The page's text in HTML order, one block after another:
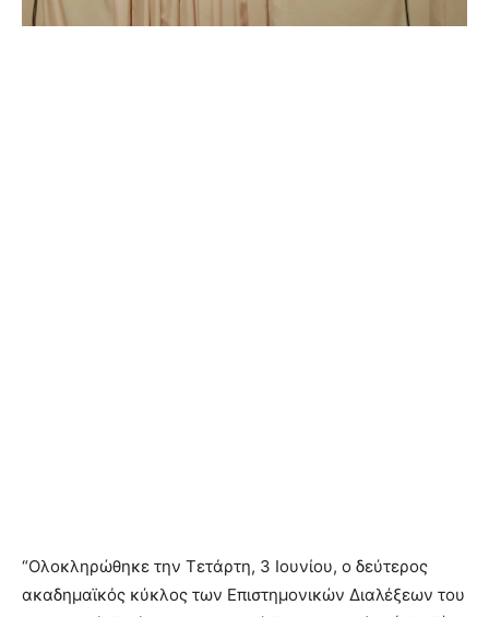
“Ολοκληρώθηκε την Τετάρτη, 3 Ιουνίου, ο δεύτερος
ακαδημαϊκός κύκλος των Επιστημονικών Διαλέξεων του